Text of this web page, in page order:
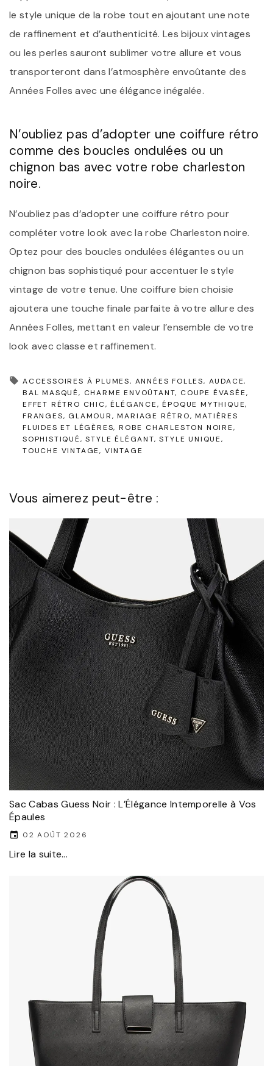
le style unique de la robe tout en ajoutant une note
de raffinement et d’authenticité. Les bijoux vintages
ou les perles sauront sublimer votre allure et vous
transporteront dans l’atmosphère envoûtante des
Années Folles avec une élégance inégalée.
N’oubliez pas d’adopter une coiffure rétro
comme des boucles ondulées ou un
chignon bas avec votre robe charleston
noire.
N’oubliez pas d’adopter une coiffure rétro pour
compléter votre look avec la robe Charleston noire.
Optez pour des boucles ondulées élégantes ou un
chignon bas sophistiqué pour accentuer le style
vintage de votre tenue. Une coiffure bien choisie
ajoutera une touche finale parfaite à votre allure des
Années Folles, mettant en valeur l’ensemble de votre
look avec classe et raffinement.
ACCESSOIRES À PLUMES ANNÉES FOLLES AUDACE
BAL MASQUÉ
CHARME ENVOÛTANT COUPE ÉVASÉE
EFFET RÉTRO CHIC
ÉLÉGANCE
ÉPOQUE MYTHIQUE
FRANGES
GLAMOUR MARIAGE RÉTRO
MATIÈRES
FLUIDES ET LÉGÈRES ROBE CHARLESTON NOIRE
SOPHISTIQUÉ
STYLE ÉLÉGANT STYLE UNIQUE
TOUCHE VINTAGE VINTAGE
Vous aimerez peut-être :
Sac Cabas Guess Noir : L’Élégance Intemporelle à Vos
Épaules
02 AOÛT 2026
Lire la suite...